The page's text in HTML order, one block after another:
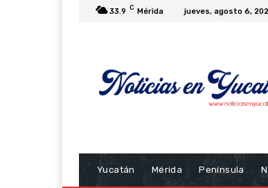
33.9 C Mérida jueves, agosto 6,
Yucatán Mérida Península